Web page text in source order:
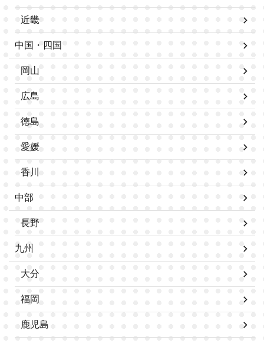
近畿
中国・四国
岡山
広島
徳島
愛媛
香川
中部
長野
九州
大分
福岡
鹿児島